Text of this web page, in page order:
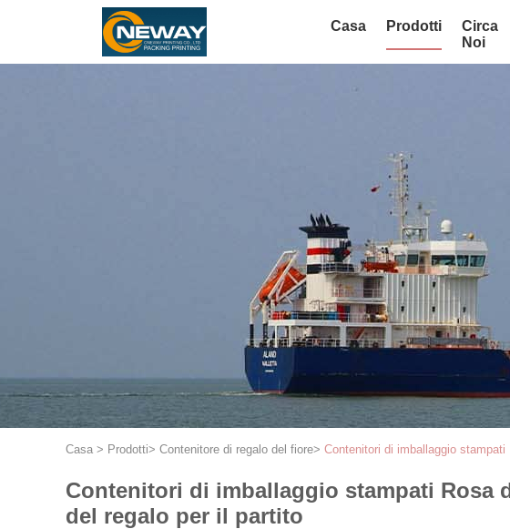
Casa Prodotti
Circa
Noi
Casa > Prodotti> Contenitore di regalo del fiore> Contenitori di imballaggio
Contenitori di imballaggio stampati Rosa
del regalo per il partito